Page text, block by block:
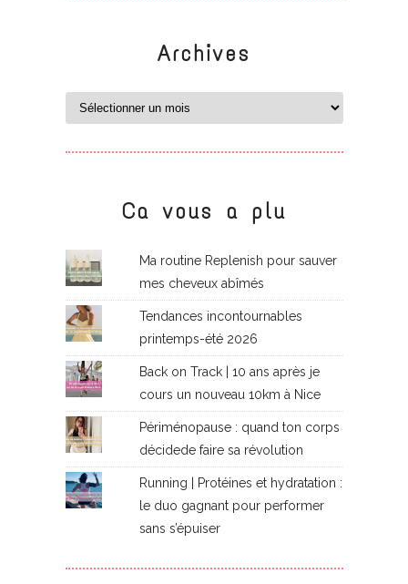
Archives
Ca vous a plu
Ma routine Replenish pour sauver
mes cheveux abîmés
Tendances incontournables
printemps-été 2026
Back on Track | 10 ans après je
cours un nouveau 10km à Nice
Périménopause : quand ton corps
décidede faire sa révolution
Running | Protéines et hydratation :
le duo gagnant pour performer
sans s’épuiser